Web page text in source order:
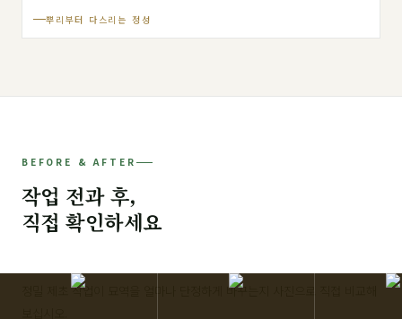
뿌리부터 다스리는 정성
BEFORE & AFTER
작업 전과 후,
직접 확인하세요
정밀 제초 작업이 묘역을 얼마나 단정하게 바꾸는지 사진으로 직접 비교해